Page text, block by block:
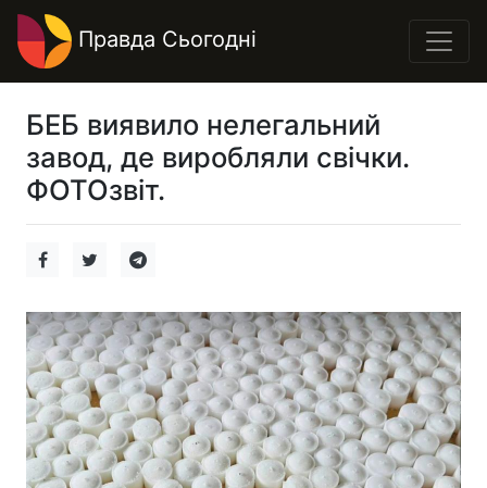
Правда Сьогодні
БЕБ виявило нелегальний
завод, де виробляли свічки.
ФОТОзвіт.